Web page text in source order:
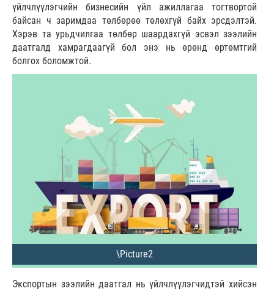
үйлчлүүлэгчийн бизнесийн үйл ажиллагаа тогтвортой
байсан ч заримдаа төлбөрөө төлөхгүй байх эрсдэлтэй.
Хэрэв та урьдчилгаа төлбөр шаардахгүй эсвэл зээлийн
даатгалд хамрагдаагүй бол энэ нь өрөнд өртөмтгий
болгох боломжтой.
Экспортын зээлийн даатгал нь үйлчлүүлэгчидтэй хийсэн